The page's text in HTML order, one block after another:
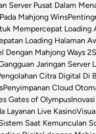
Server Pusat Dalam
Mahjong Wins
Mempercepat Loading
Loading Halaman
Dengan Mahjong Ways 2
Jaringan Server
Citra Digital Di
Penyimpanan Cloud
Gates of Olympus
Layanan Live Kasino
Saat Kemunculan